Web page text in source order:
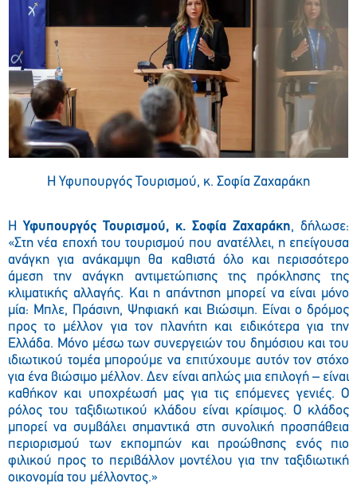
Η Υφυπουργός Τουρισμού, κ. Σοφία Ζαχαράκη
Η Υφυπουργός Τουρισμού, κ. Σοφία Ζαχαράκη, δήλωσε:
«Στη νέα εποχή του τουρισμού που ανατέλλει, η επείγουσα
ανάγκη για ανάκαμψη θα καθιστά όλο και περισσότερο
άμεση την ανάγκη αντιμετώπισης της πρόκλησης της
κλιματικής αλλαγής. Και η απάντηση μπορεί να είναι μόνο
μία: Μπλε, Πράσινη, Ψηφιακή και Βιώσιμη. Είναι ο δρόμος
προς το μέλλον για τον πλανήτη και ειδικότερα για την
Ελλάδα. Μόνο μέσω των συνεργειών του δημόσιου και του
ιδιωτικού τομέα μπορούμε να επιτύχουμε αυτόν τον στόχο
για ένα βιώσιμο μέλλον. Δεν είναι απλώς μια επιλογή – είναι
καθήκον και υποχρέωσή μας για τις επόμενες γενιές. Ο
ρόλος του ταξιδιωτικού κλάδου είναι κρίσιμος. Ο κλάδος
μπορεί να συμβάλει σημαντικά στη συνολική προσπάθεια
περιορισμού των εκπομπών και προώθησης ενός πιο
φιλικού προς το περιβάλλον μοντέλου για την ταξιδιωτική
οικονομία του μέλλοντος.»